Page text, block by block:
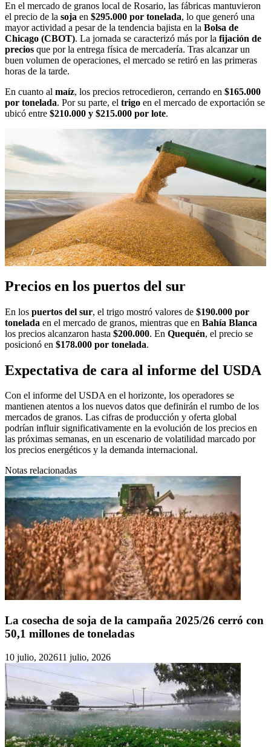
En el mercado de granos local de Rosario, las fábricas mantuvieron
el precio de la soja en $295.000 por tonelada, lo que generó una
mayor actividad a pesar de la tendencia bajista en la Bolsa de
Chicago (CBOT). La jornada se caracterizó más por la fijación de
precios que por la entrega física de mercadería. Tras alcanzar un
buen volumen de operaciones, el mercado se retiró en las primeras
horas de la tarde.
En cuanto al maíz, los precios retrocedieron, cerrando en $165.000
por tonelada. Por su parte, el trigo en el mercado de exportación se
ubicó entre $210.000 y $215.000 por lote.
Precios en los puertos del sur
En los puertos del sur, el trigo mostró valores de $190.000 por
tonelada en el mercado de granos, mientras que en Bahía Blanca
los precios alcanzaron hasta $200.000. En Quequén, el precio se
posicionó en $178.000 por tonelada.
Expectativa de cara al informe del USDA
Con el informe del USDAen el horizonte, los operadores se
mantienen atentos a los nuevos datos que definirán el rumbo de los
mercados de granos. Las cifras de producción y oferta global
podrían influir significativamente en la evolución de los precios en
las próximas semanas, en un escenario de volatilidad marcado por
los precios energéticos y la demanda internacional.
Notas relacionadas
La cosecha de soja de la campaña 2025/26 cerró con
50,1 millones de toneladas
10 julio, 202611 julio, 2026